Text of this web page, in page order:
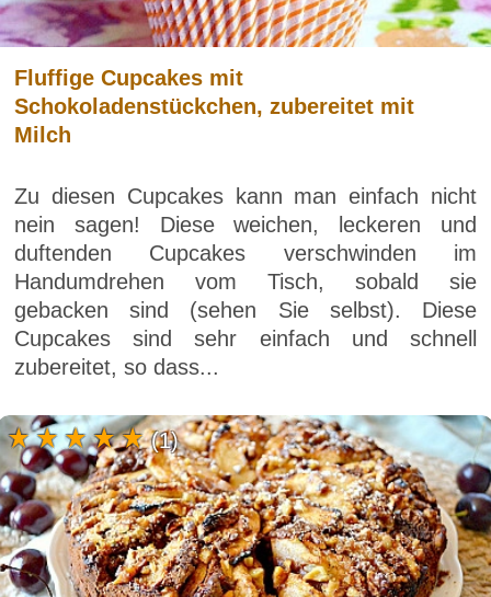
Fluffige Cupcakes mit
Schokoladenstückchen, zubereitet mit
Milch
Zu diesen Cupcakes kann man einfach nicht
nein sagen! Diese weichen, leckeren und
duftenden Cupcakes verschwinden im
Handumdrehen vom Tisch, sobald sie
gebacken sind (sehen Sie selbst). Diese
Cupcakes sind sehr einfach und schnell
zubereitet, so dass...
(1)